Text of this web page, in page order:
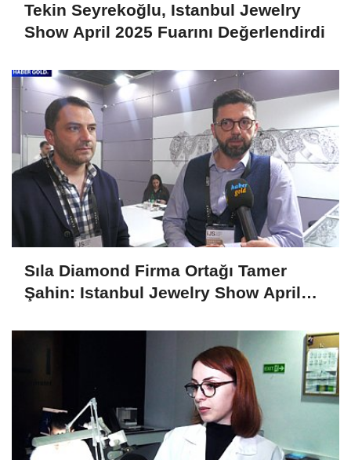
Tekin Seyrekoğlu, Istanbul Jewelry
Show April 2025 Fuarını Değerlendirdi
Sıla Diamond Firma Ortağı Tamer
Şahin: Istanbul Jewelry Show April